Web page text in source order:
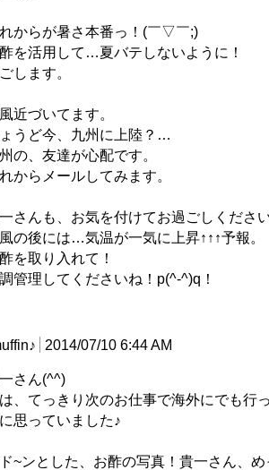
からが暑さ本番っ！(￣▽￣;)
を活用して…夏バテしないように！
します。
近づいてます。
うど今、九州に上陸？…
の、友達が心配です。
からメールしてみます。
さんも、お気を付けてお過ごしくださ
の後には…気温が一気に上昇↑↑↑予報。
を取り入れて！
管理してくださいね！p(^-^)q！
2014/07/10 6:44 AM
さん(^^)
、てっきり次のお仕事で海外にでも行
思っていました♪
ド~ンとした、お酢の写真！貴一さん、